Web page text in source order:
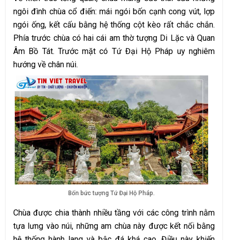
ngôi đình chùa cổ điến: mái ngói bốn cạnh cong vút, lợp
ngói ống, kết cấu bằng hệ thống cột kèo rất chắc chắn.
Phía trước chùa có hai cái am thờ tượng Di Lặc và Quan
Âm Bồ Tát. Trước mặt có Tứ Đại Hộ Pháp uy nghiêm
hướng về chân núi.
Bốn bức tượng Tứ Đại Hộ Pháp.
Chùa được chia thành nhiều tầng với các công trình nằm
tựa lưng vào núi, những am chùa này được kết nối bằng